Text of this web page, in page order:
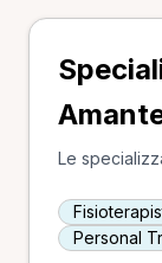
Le
Personal